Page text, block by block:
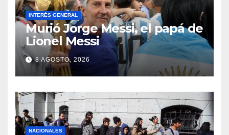
INTERÉS GENERAL
Murió Jorge Messi, el papá de
Lionel Messi
8 AGOSTO, 2026
NACIONALES